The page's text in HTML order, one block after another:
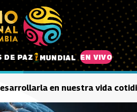
DE PAZ MUNDIAL EN VIVO
en nuestra vida